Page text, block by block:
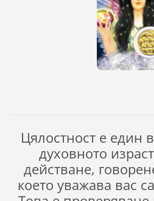
Цялостност е един
духовното
действане,
което уважава вас